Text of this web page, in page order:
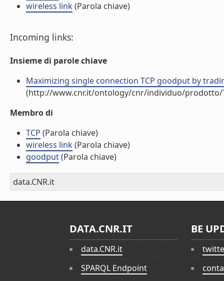
wireless link(Parola chiave)
Incoming links:
Insieme di parole chiave
Maximizing single connection TCP goodput by
(http://www.cnr.it/ontology/cnr/individuo/prodotto/
Membro di
TCP (Parola chiave)
wireless link(Parola chiave)
goodput(Parola chiave)
data.CNR.it
DATA.CNR.IT
data.CNR.it
SPARQL Endpoint
BE